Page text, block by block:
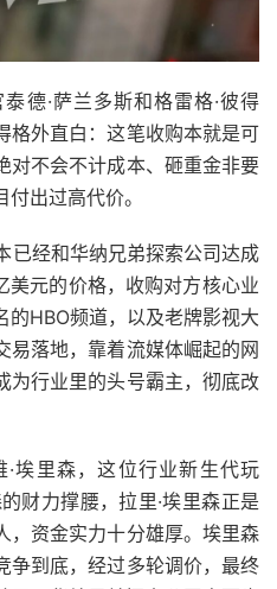
德·萨兰多斯和格雷格·彼得
格外直白：这笔收购本就是可
对不会不计成本、砸重金非要
出过高代价。
已经和华纳兄弟探索公司达成
元的价格，收购对方核心业
的HBO频道，以及老牌影视大
易落地，靠着流媒体崛起的网
为行业里的头号霸主，彻底改
埃里森，这位行业新生代玩
财力撑腰，拉里·埃里森正是
，资金实力十分雄厚。埃里森
争到底，经过多轮调价，最终